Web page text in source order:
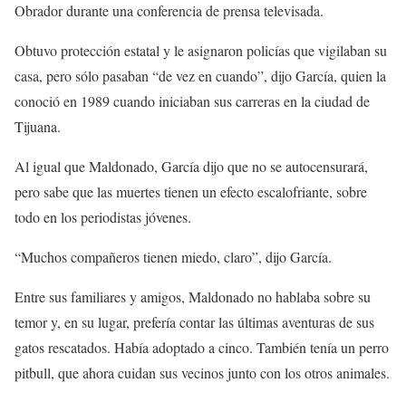
Obrador durante una conferencia de prensa televisada.
Obtuvo protección estatal y le asignaron policías que vigilaban su
casa, pero sólo pasaban “de vez en cuando”, dijo García, quien la
conoció en 1989 cuando iniciaban sus carreras en la ciudad de
Tijuana.
Al igual que Maldonado, García dijo que no se autocensurará,
pero sabe que las muertes tienen un efecto escalofriante, sobre
todo en los periodistas jóvenes.
“Muchos compañeros tienen miedo, claro”, dijo García.
Entre sus familiares y amigos, Maldonado no hablaba sobre su
temor y, en su lugar, prefería contar las últimas aventuras de sus
gatos rescatados. Había adoptado a cinco. También tenía un perro
pitbull, que ahora cuidan sus vecinos junto con los otros animales.